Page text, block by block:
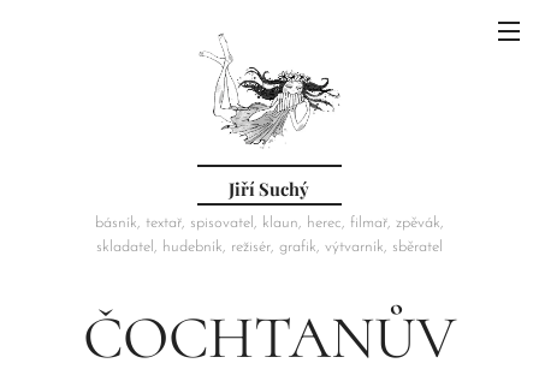
Jiří Suchý
básník, textař, spisovatel, klaun, herec, filmař, zpěvák,
skladatel, hudebník, režisér, grafik, výtvarník, sběratel
ČOCHTANŮV